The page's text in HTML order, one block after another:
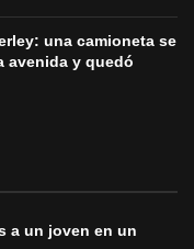
una camioneta se
avenida y quedó
a un joven en un